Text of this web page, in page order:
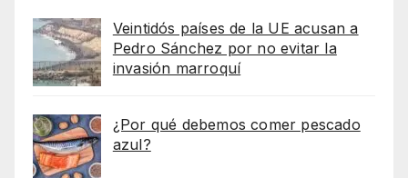
Veintidós países de la UE acusan a
Pedro Sánchez por no evitar la
invasión marroquí
¿Por qué debemos comer pescado
azul?